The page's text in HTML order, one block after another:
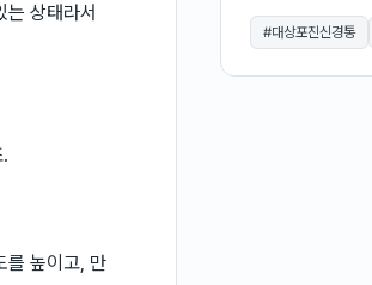
는 상태라서
를 높이고, 만
#대상포진신경통